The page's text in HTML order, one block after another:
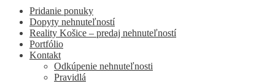
Pridanie ponuky
Dopyty nehnuteľností
Reality Košice – predaj nehnuteľností
Portfólio
Kontakt
Odkúpenie nehnuteľnosti
Pravidlá